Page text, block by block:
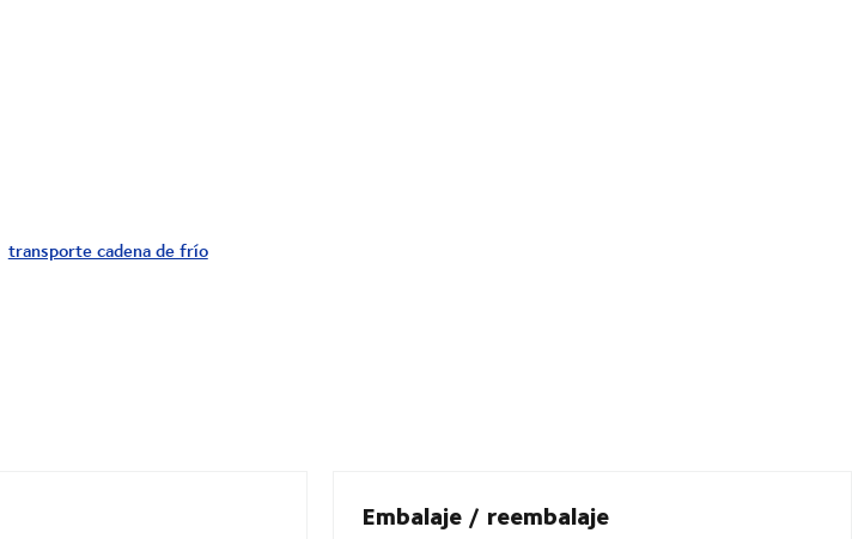
transporte cadena de frío
Embalaje / reembalaje